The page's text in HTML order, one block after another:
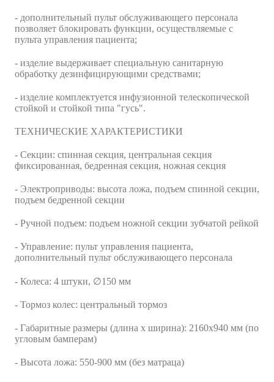
- дополнительный пульт обслуживающего персонала
позволяет блокировать функции, осуществляемые с
пульта управления пациента;
- изделие выдерживает специальную санитарную
обработку дезинфицирующими средствами;
- изделие комплектуется инфузионной телескопической
стойкой и стойкой типа "гусь".
ТЕХНИЧЕСКИЕ ХАРАКТЕРИСТИКИ
- Секции: спинная секция, центральная секция
фиксированная, бедренная секция, ножная секция
- Электроприводы: высота ложа, подъем спинной секции,
подъем бедренной секции
- Ручной подъем: подъем ножной секции зубчатой рейкой
- Управление: пульт управления пациента,
дополнительный пульт обслуживающего персонала
- Колеса: 4 штуки, ∅150 мм
- Тормоз колес: центральный тормоз
- Габаритные размеры (длина х ширина): 2160x940 мм (по
угловым бамперам)
- Высота ложа: 550-900 мм (без матраца)